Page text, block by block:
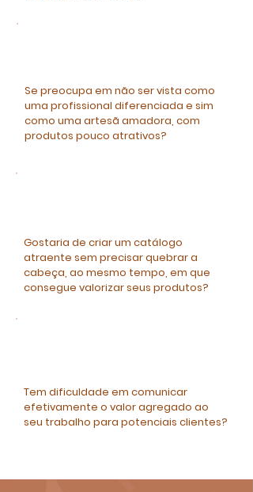
Se preocupa em não ser vista como
uma profissional diferenciada e sim
como uma artesã amadora, com
produtos pouco atrativos?
Gostaria de criar um catálogo
atraente sem precisar quebrar a
cabeça, ao mesmo tempo, em que
consegue valorizar seus produtos?
Tem dificuldade em comunicar
efetivamente o valor agregado ao
seu trabalho para potenciais clientes?